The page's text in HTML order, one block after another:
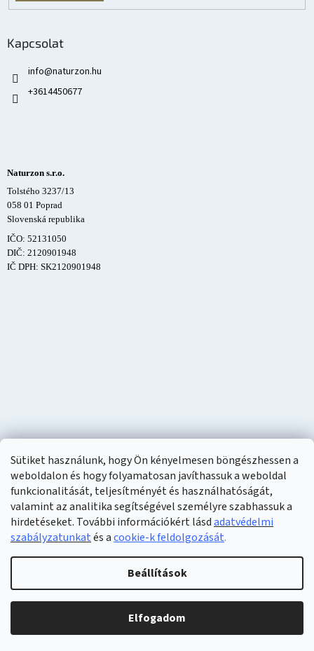
Sütiket használunk, hogy Ön kényelmesen böngészhessen a
weboldalon és hogy folyamatosan javíthassuk a weboldal
funkcionalitását, teljesítményét és használhatóságát,
valamint az analitika segítségével személyre szabhassuk a
hirdetéseket. További információkért lásdadatvédelmi
szabályzatunkatés acookie-k feldolgozását.
Beállítások
Elfogadom
Kapcsolat
info@naturzon.hu
+3614450677
Naturzon s.r.o.
Tolstého 3237/13
058 01 Poprad
Slovenská republika
IČO: 52131050
DIČ: 2120901948
IČ DPH: SK2120901948
Shoptet készítette